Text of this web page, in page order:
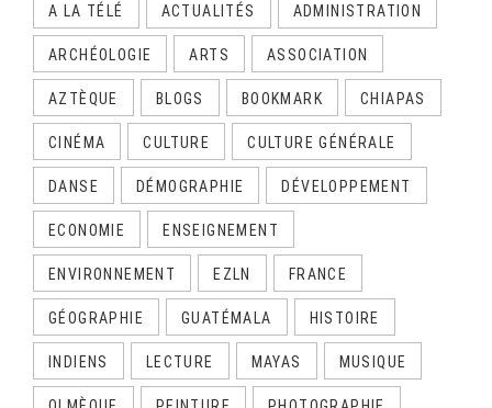
A LA TÉLÉ ACTUALITÉS ADMINISTRATION
ARCHÉOLOGIE ARTS ASSOCIATION
AZTÈQUE BLOGS BOOKMARK CHIAPAS
CINÉMA CULTURE CULTURE GÉNÉRALE
DANSE DÉMOGRAPHIE DÉVELOPPEMENT
ECONOMIE ENSEIGNEMENT
ENVIRONNEMENT EZLN FRANCE
GÉOGRAPHIE GUATÉMALA HISTOIRE
INDIENS LECTURE MAYAS MUSIQUE